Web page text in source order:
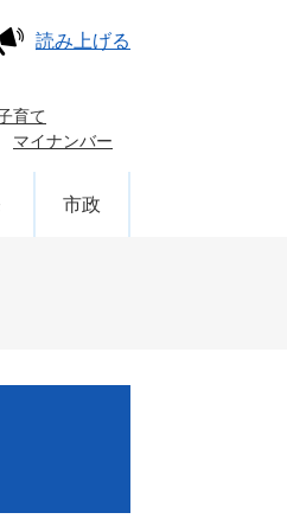
読み上げる
育て
マイナンバー
市政